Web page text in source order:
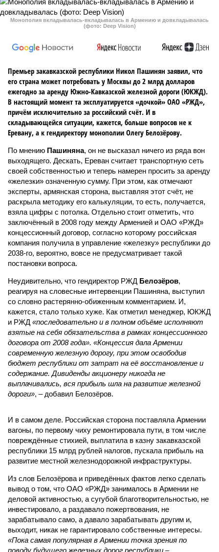
Монополия вкладывалась-вкладывалась в Армению и довкладывалась
(фото: Deep Vision)
Премьер закавказской республики Никол Пашинян заявил, что
его страна может потребовать у Москвы до 2 млрд долларов
ежегодно за аренду Южно-Кавказской железной дороги (ЮКЖД).
В настоящий момент та эксплуатируется «дочкой» ОАО «РЖД»,
причём исключительно за российский счёт. И в
складывающейся ситуации, кажется, больше вопросов не к
Еревану, а к гендиректору монополии Олегу Белозёрову.
По мнению Пашиняна, он не высказал ничего из ряда вон
выходящего. Дескать, Ереван считает транспортную сеть
своей собственностью и теперь намерен просить за аренду
«железки» означенную сумму. При этом, как отмечают
эксперты, армянская сторона, выставляя этот счёт, не
раскрыла методику его калькуляции, то есть, получается,
взяла цифры с потолка. Отдельно стоит отметить, что
заключённый в 2008 году между Арменией и ОАО «РЖД»
концессионный договор, согласно которому российская
компания получила в управление «железку» республики до
2038-го, вероятно, вовсе не предусматривает такой
постановки вопроса.
Неудивительно, что гендиректор РЖД Белозёров,
реагируя на словесные интервенции Пашиняна, выступил
со словно растерянно-обиженным комментарием. И,
кажется, стало только хуже. Как отметил менеджер, ЮКЖД
и РЖД «последовательно и в полном объёме исполняют
взятые на себя обязательства в рамках концессионного
договора от 2008 года». «Концессия дала Армении
современную железную дорогу, при этом освободив
бюджет республики от затрат на её восстановление и
содержание. Дивиденды акционеру никогда не
выплачивались, вся прибыль шла на развитие железной
дороги», – добавил Белозёров.
И в самом деле. Российская сторона поставляла Армении
вагоны, по первому чиху ремонтировала пути, в том числе
повреждённые стихией, выплатила в казну закавказской
республики 15 млрд рублей налогов, пускала прибыль на
развитие местной железнодорожной инфраструктуры.
Из слов Белозёрова и приведённых фактов легко сделать
вывод о том, что ОАО «РЖД» занималось в Армении не
деловой активностью, а сугубой благотворительностью, не
инвестировало, а раздавало пожертвования, не
зарабатывало само, а давало зарабатывать другим и,
выходит, никак не гарантировало собственные интересы.
«Пока самая популярная в Армении точка зрения по
поводу будущего железных дорог рес­публики –